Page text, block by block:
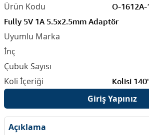
O-1612A-
Fully 5V 1A 5.5x2.5mm Adaptör
Kolisi
Giriş Yapınız
Açıklama